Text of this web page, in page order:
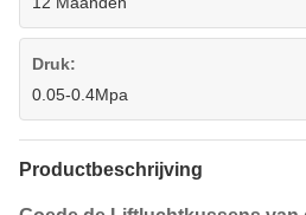
Druk:
0.05-0.4Mpa
Productbeschrijving